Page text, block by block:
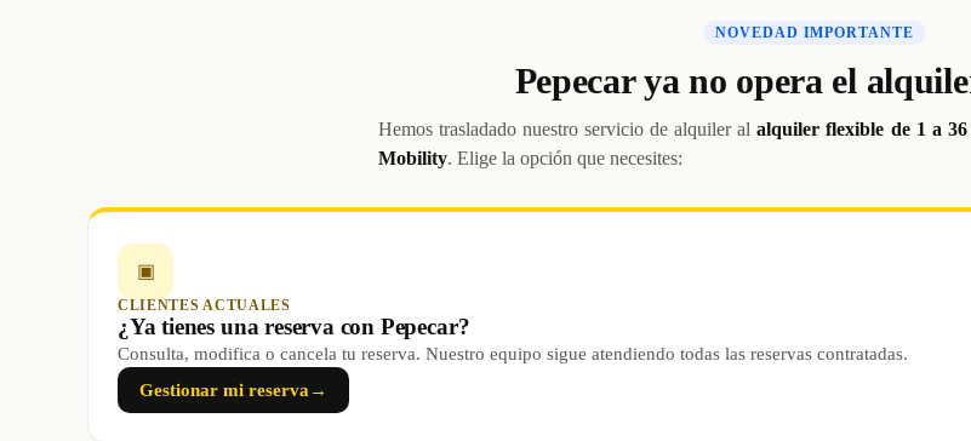
NOVEDAD IMPORTANTE
Pepecar ya no opera el
Hemos trasladado nuestro servicio de alquiler alalquiler flexible de 1 a 36
Mobility. Elige la opción que necesites:
▣
CLIENTES ACTUALES
¿Ya tienes una reserva con Pepecar?
Consulta, modifica o cancela tu reserva. Nuestro equipo sigue atendiendo todas las reservas contratadas.
Gestionar mi reserva →